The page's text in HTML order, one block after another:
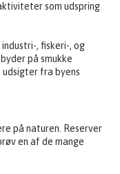
som udspring
, fiskeri-, og
på smukke
fra byens
på naturen. Reserver
en af de mange